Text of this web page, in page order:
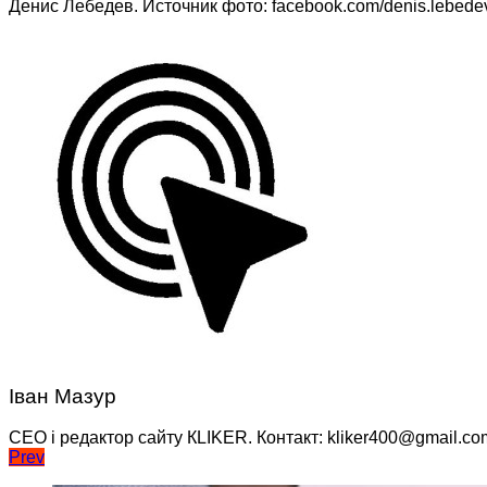
Денис Лебедев. Источник фото: facebook.com/
Іван Мазур
CEO і редактор сайту КLIKER. Контакт:
Навігація
Prev